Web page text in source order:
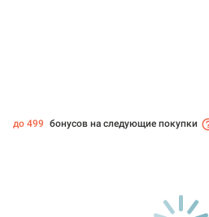
до 499 бонусов на следующие покупки